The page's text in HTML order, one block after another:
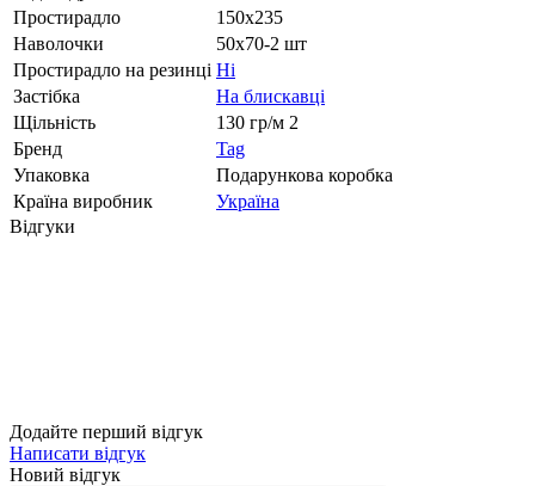
Простирадло
150х235
Наволочки
50х70-2 шт
Простирадло на резинці Ні
Застібка
На блискавці
Щільність
130 гр/м 2
Бренд
Tag
Упаковка
Подарункова коробка
Країна виробник
Україна
Відгуки
Додайте перший відгук
Написати відгук
Новий відгук